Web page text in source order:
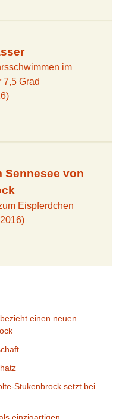
im
7,5 Grad
Sennesee von
Eispferdchen
einen neuen
Stukenbrock setzt bei